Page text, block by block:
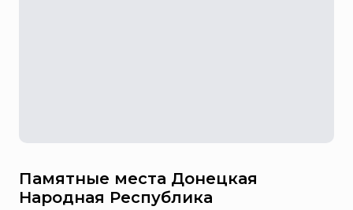
Памятные места Донецкая
Народная Республика